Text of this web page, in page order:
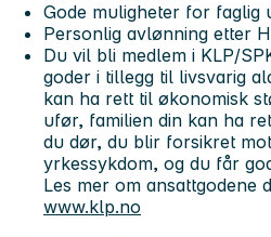
Gode muligheter for faglig
Personlig avlønning etter
Du vil bli medlem i KLP/
goder i tillegg til livsvarig
kan ha rett til økonomisk
ufør, familien din kan ha
du dør, du blir forsikret
yrkessykdom, og du får
Les mer om ansattgodene
www.klp.no